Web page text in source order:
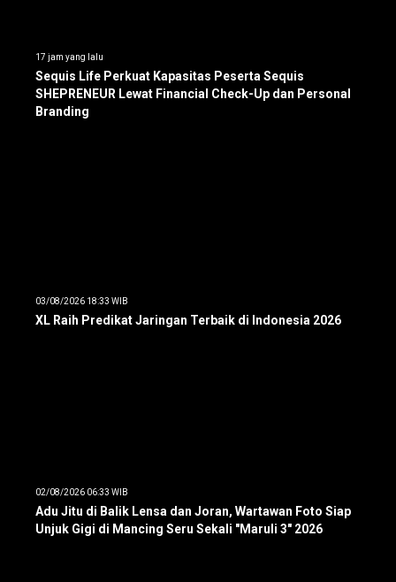
17 jam yang lalu
Sequis Life Perkuat Kapasitas Peserta Sequis
SHEPRENEUR Lewat Financial Check-Up dan Personal
Branding
03/08/2026 18:33 WIB
XL Raih Predikat Jaringan Terbaik di Indonesia 2026
02/08/2026 06:33 WIB
Adu Jitu di Balik Lensa dan Joran, Wartawan Foto Siap
Unjuk Gigi di Mancing Seru Sekali "Maruli 3" 2026